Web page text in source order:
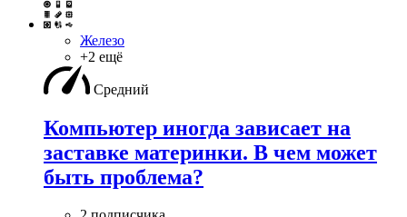
Железо
+2 ещё
Средний
Компьютер иногда зависает на
заставке материнки. В чем может
быть проблема?